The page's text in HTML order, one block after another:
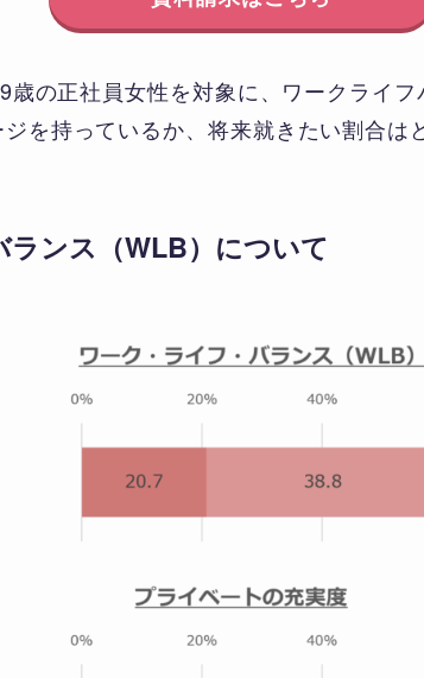
の正社員女性を対象に、ワークライ
を持っているか、将来就きたい割合は
ランス（WLB）について